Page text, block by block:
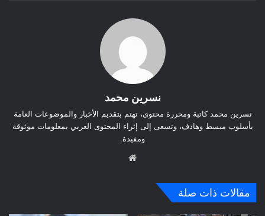
نسرين محمد
نسرين محمد كاتبة ومحررة محتوى، تهتم بتقديم الأخبار والموضوعات العامة
بأسلوب مبسط وهادف، وتسعى إلى إثراء المحتوى العربي بمعلومات موثوقة
ومفيدة.
مقالات ذات صلة